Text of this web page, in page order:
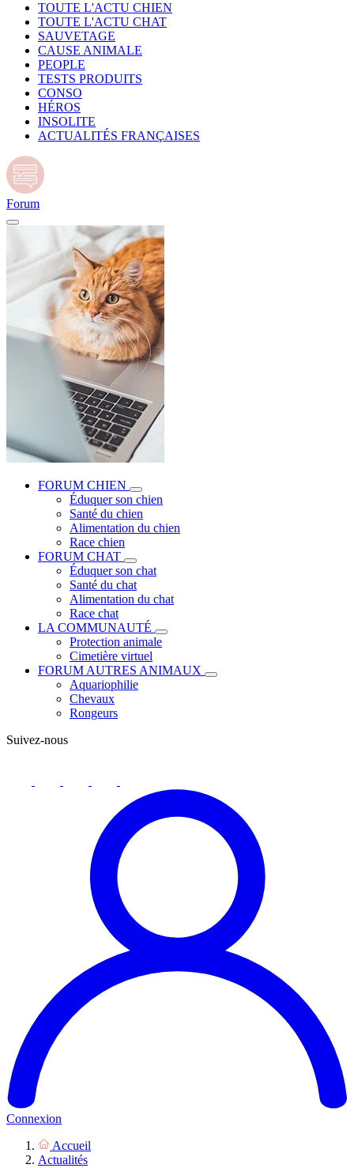
TOUTE L'ACTU CHIEN
TOUTE L'ACTU CHAT
SAUVETAGE
CAUSE ANIMALE
PEOPLE
TESTS PRODUITS
CONSO
HÉROS
INSOLITE
ACTUALITÉS FRANÇAISES
Forum
FORUM CHIEN
Éduquer son chien
Santé du chien
Alimentation du chien
Race chien
FORUM CHAT
Éduquer son chat
Santé du chat
Alimentation du chat
Race chat
LA COMMUNAUTÉ
Protection animale
Cimetière virtuel
FORUM AUTRES ANIMAUX
Aquariophilie
Chevaux
Rongeurs
Suivez-nous
Connexion
Accueil
Actualités